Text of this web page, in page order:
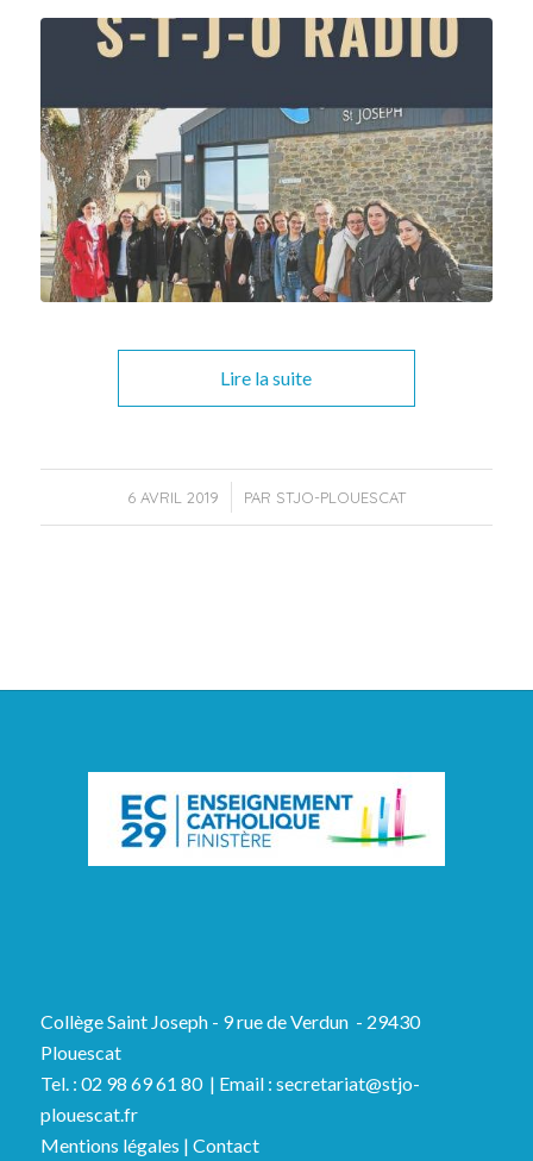
Lire la suite
6 AVRIL 2019
/ PAR STJO-PLOUESCAT
Collège Saint Joseph - 9 rue de Verdun - 29430
Plouescat
Tel. : 02 98 69 61 80 | Email : secretariat@stjo-
plouescat.fr
Mentions légales | Contact